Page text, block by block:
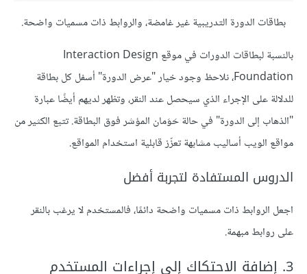
بطاقات الدورة التدريبية غير غامضة، والروابط ذات مسميات واضحة.
بالنسبة لبطاقات الدورات في موقع Interaction Design
Foundation، نلاحظ وجود خيار "عرض الدورة" أسفل كل بطاقة
للدلالة على الإجراء الذي سيحصل عند النقر، وتظهر لديهم أيضًا عبارة
"الذهاب إلى الدورة" في حالة حَوَمان المؤشر فوق البطاقة. تتبع الكثير من
مواقع الويب أساليب مشابهة تعزّز قابلية استخدام المواقع.
الدروس المستفادة لتجربة أفضل
اجعل الروابط ذات مسميات واضحة دائمًا، فالمستخدم لا يرغب بالنقر
على روابط مبهمة.
3. إضافة الاحتكاك إلى إجراءات المستخدم